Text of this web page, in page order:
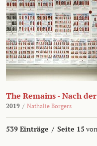
The Remains - Nach
2019 / Nathalie Borgers
539 Einträge / Seite 15